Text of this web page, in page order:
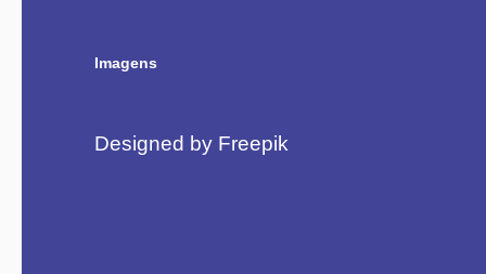
Imagens
Designed by Freepik